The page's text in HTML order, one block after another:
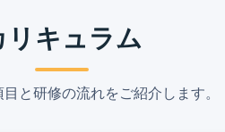
リキュラム
と研修の流れをご紹介します。